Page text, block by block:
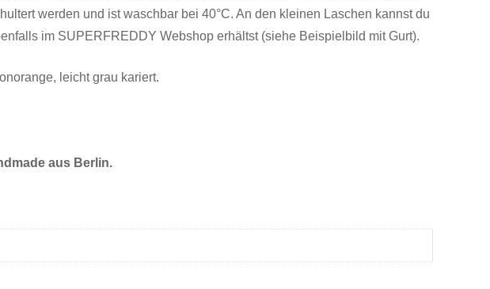
werden und ist waschbar bei 40°C. An den kleinen Laschen kannst du
im SUPERFREDDY Webshop erhältst (siehe Beispielbild mit Gurt).
leicht grau kariert.
aus Berlin.